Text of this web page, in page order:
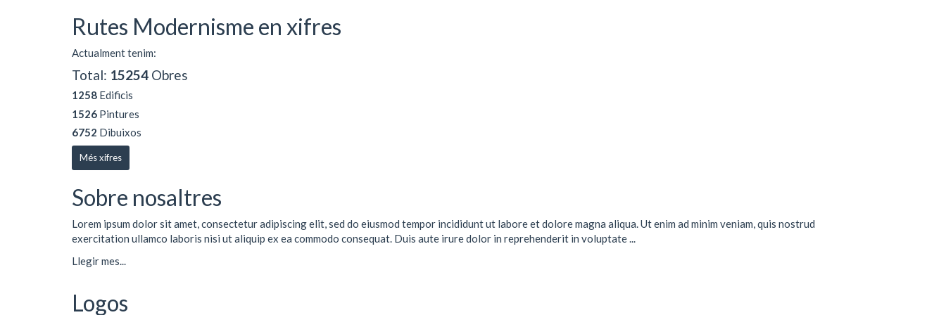
Rutes Modernisme en xifres
Actualment tenim:
Total: 15254 Obres
1258 Edificis
1526 Pintures
6752 Dibuixos
Més xifres
Sobre nosaltres
Lorem ipsum dolor sit amet, consectetur adipiscing elit, sed do eiusmod tempor incididunt ut labore et dolore magna aliqua. Ut enim ad minim veniam, quis nostrud
exercitation ullamco laboris nisi ut aliquip ex ea commodo consequat. Duis aute irure dolor in reprehenderit in voluptate ...
Llegir mes...
Logos